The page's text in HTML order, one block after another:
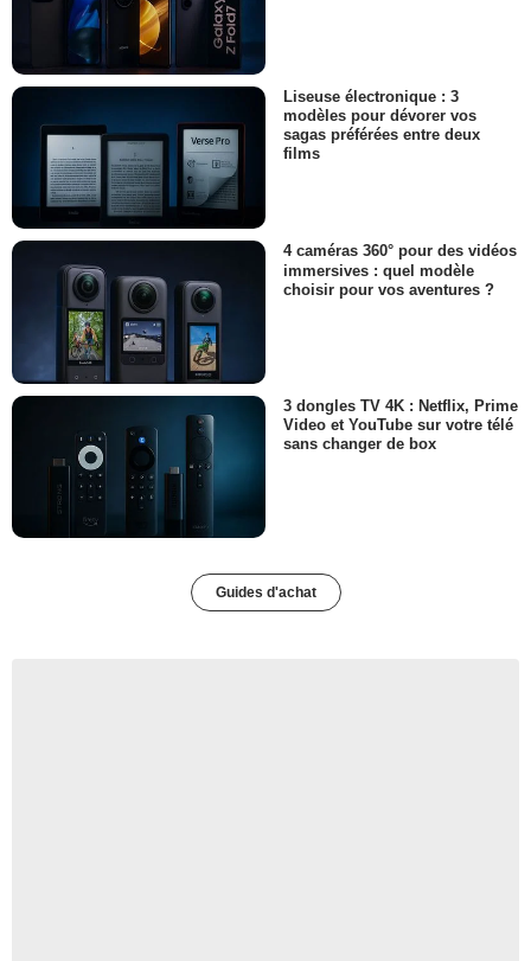
Liseuse électronique : 3
modèles pour dévorer vos
sagas préférées entre deux
films
4 caméras 360° pour des vidéos
immersives : quel modèle
choisir pour vos aventures ?
3 dongles TV 4K : Netflix, Prime
Video et YouTube sur votre télé
sans changer de box
Guides d'achat